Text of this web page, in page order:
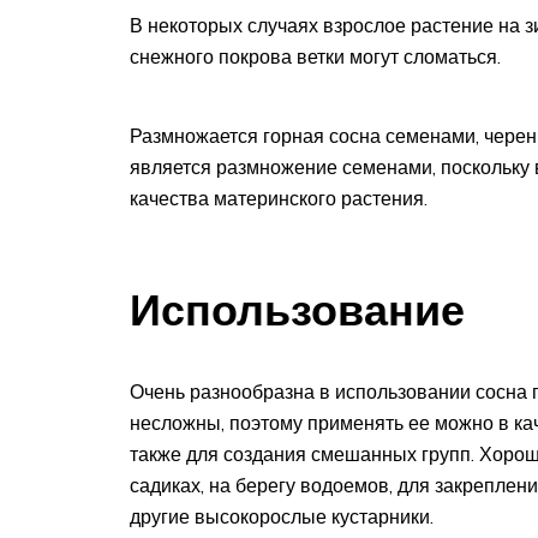
В некоторых случаях взрослое растение на
снежного покрова ветки могут сломаться.
Размножается горная сосна семенами,
является размножение семенами,
качества материнского растения.
Использование
Очень разнообразна в использовании
несложны, поэтому применять ее можно в
также для создания смешанных групп.
садиках, на берегу водоемов, для
другие высокорослые кустарники.